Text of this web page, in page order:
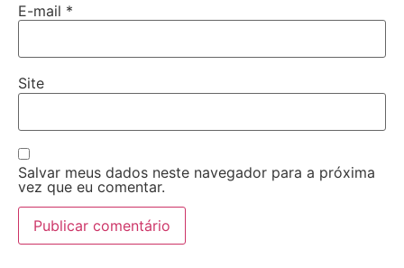
E-mail *
Site
Salvar meus dados neste navegador para a próxima
vez que eu comentar.